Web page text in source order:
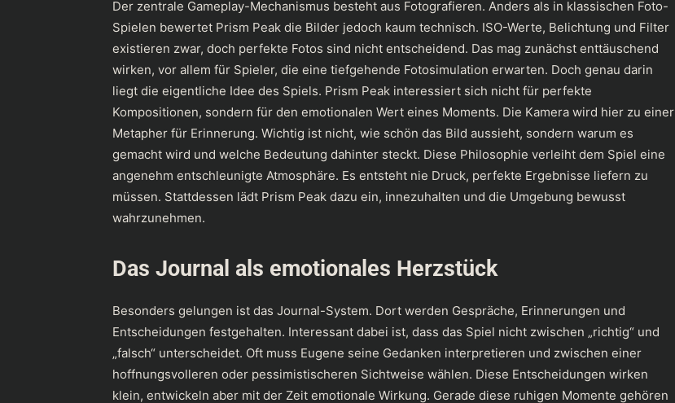
Der zentrale Gameplay-Mechanismus besteht aus Fotografieren. Anders als in klassischen Foto-
Spielen bewertet Prism Peak die Bilder jedoch kaum technisch. ISO-Werte, Belichtung und Filter
existieren zwar, doch perfekte Fotos sind nicht entscheidend. Das mag zunächst enttäuschend
wirken, vor allem für Spieler, die eine tiefgehende Fotosimulation erwarten. Doch genau darin
liegt die eigentliche Idee des Spiels. Prism Peak interessiert sich nicht für perfekte
Kompositionen, sondern für den emotionalen Wert eines Moments. Die Kamera wird hier zu einer
Metapher für Erinnerung. Wichtig ist nicht, wie schön das Bild aussieht, sondern warum es
gemacht wird und welche Bedeutung dahinter steckt. Diese Philosophie verleiht dem Spiel eine
angenehm entschleunigte Atmosphäre. Es entsteht nie Druck, perfekte Ergebnisse liefern zu
müssen. Stattdessen lädt Prism Peak dazu ein, innezuhalten und die Umgebung bewusst
wahrzunehmen.
Das Journal als emotionales Herzstück
Besonders gelungen ist das Journal-System. Dort werden Gespräche, Erinnerungen und
Entscheidungen festgehalten. Interessant dabei ist, dass das Spiel nicht zwischen „richtig“ und
„falsch“ unterscheidet. Oft muss Eugene seine Gedanken interpretieren und zwischen einer
hoffnungsvolleren oder pessimistischeren Sichtweise wählen. Diese Entscheidungen wirken
klein, entwickeln aber mit der Zeit emotionale Wirkung. Gerade diese ruhigen Momente gehören